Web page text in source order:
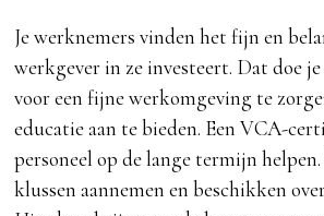
Je werknemers vinden het fijn en
werkgever in ze investeert. Dat doe
voor een fijne werkomgeving te
educatie aan te bieden. Een VCA-
personeel op de lange termijn
klussen aannemen en beschikken